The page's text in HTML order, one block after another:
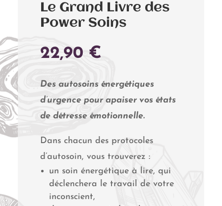
Le Grand Livre des
Power Soins
22,90 €
Des autosoins énergétiques
d’urgence pour apaiser vos états
de détresse émotionnelle.
Dans chacun des protocoles
d’autosoin, vous trouverez :
un soin énergétique à lire, qui
déclenchera le travail de votre
inconscient,